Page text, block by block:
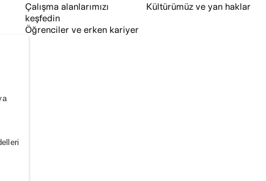
Çalışma alanlarımızı
keşfedin
Öğrenciler ve erken kariyer
Kültürümüz ve yan haklar